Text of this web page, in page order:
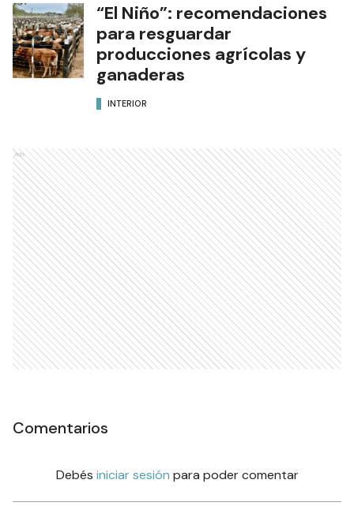
“El Niño”: recomendaciones
para resguardar
producciones agrícolas y
ganaderas
INTERIOR
Ads
Comentarios
Debés iniciar sesión para poder comentar